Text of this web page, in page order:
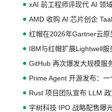
xAI 前工程师评现代 AI 领
AMD 收购 AI 芯片创企
红帽在2026年Gartner云
IBM与红帽扩展Lightwell
GitHub 再次爆发大规模服
Prime Agent 开源发布：
Rust 项目团队宣布 LLM
宇树科技 IPO 战略配售曝